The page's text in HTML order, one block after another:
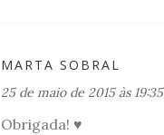
MARTA SOBRAL
25 de maio de 2015 às 19:35
Obrigada! ♥